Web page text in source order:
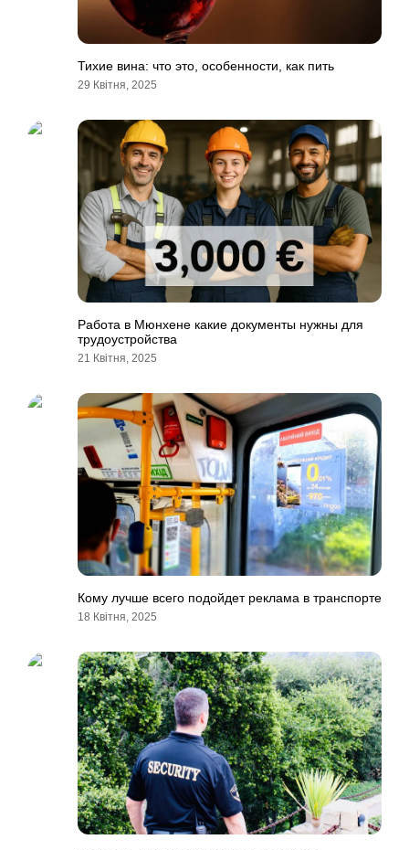
Тихие вина: что это, особенности, как пить
29 Квітня, 2025
Работа в Мюнхене какие документы нужны для
трудоустройства
21 Квітня, 2025
Кому лучше всего подойдет реклама в транспорте
18 Квітня, 2025